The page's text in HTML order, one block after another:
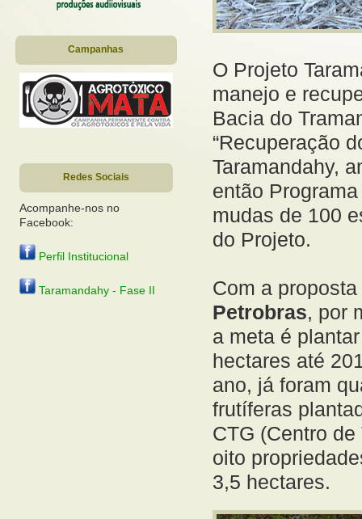
Campanhas
Redes Sociais
Acompanhe-nos no
Facebook:
Perfil Institucional
Taramandahy - Fase II
O Projeto
manejo e
Bacia do
“Recuperação
Taramandahy,
então
mudas de 100
do Projeto.
Com a
Petrobras, por
a meta é
hectares até
ano, já foram
frutíferas
CTG (Centro
oito
3,5 hectares.